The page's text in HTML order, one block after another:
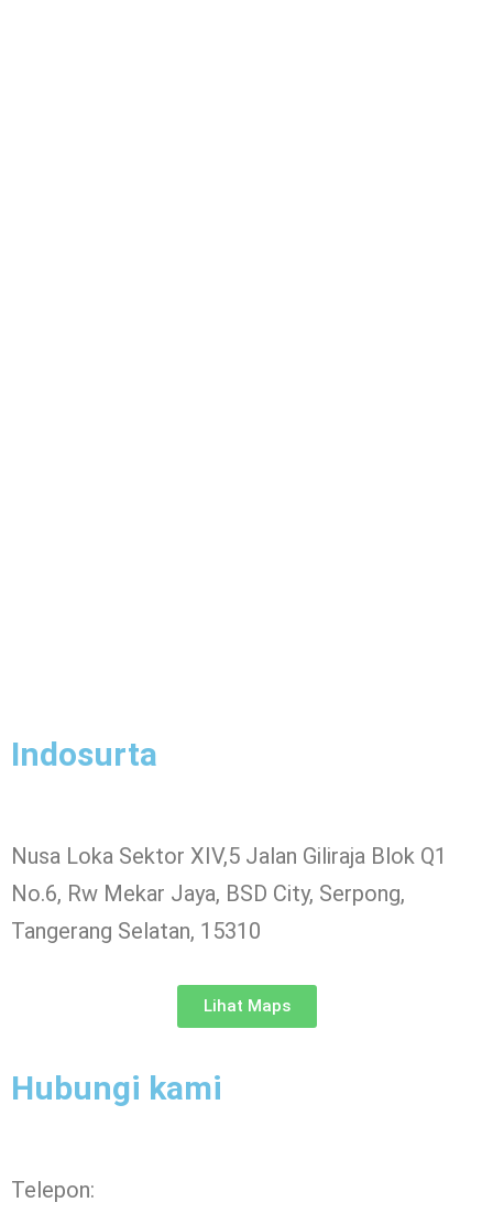
Indosurta
Nusa Loka Sektor XIV,5 Jalan Giliraja Blok Q1
No.6, Rw Mekar Jaya, BSD City, Serpong,
Tangerang Selatan, 15310
Lihat Maps
Hubungi kami
Telepon: